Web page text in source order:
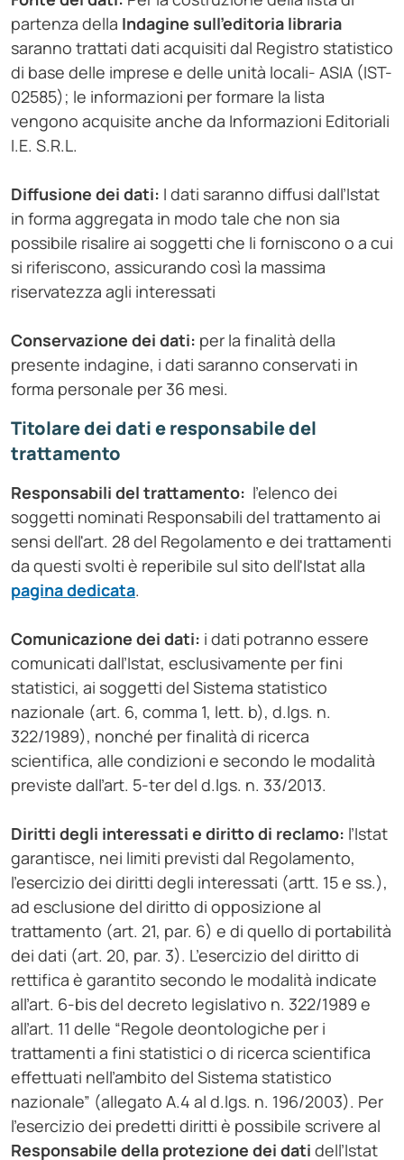
partenza della Indagine sull’editoria libraria
saranno trattati dati acquisiti dal Registro statistico
di base delle imprese e delle unità locali- ASIA (IST-
02585); le informazioni per formare la lista
vengono acquisite anche da Informazioni Editoriali
I.E. S.R.L.
Diffusione dei dati: I dati saranno diffusi dall’Istat
in forma aggregata in modo tale che non sia
possibile risalire ai soggetti che li forniscono o a cui
si riferiscono, assicurando così la massima
riservatezza agli interessati
Conservazione dei dati: per la finalità della
presente indagine, i dati saranno conservati in
forma personale per 36 mesi.
Titolare dei dati e responsabile del
trattamento
Responsabili del trattamento: l'elenco dei
soggetti nominati Responsabili del trattamento ai
sensi dell'art. 28 del Regolamento e dei trattamenti
da questi svolti è reperibile sul sito dell'Istat alla
pagina dedicata.
Comunicazione dei dati: i dati potranno essere
comunicati dall’Istat, esclusivamente per fini
statistici, ai soggetti del Sistema statistico
nazionale (art. 6, comma 1, lett. b), d.lgs. n.
322/1989), nonché per finalità di ricerca
scientifica, alle condizioni e secondo le modalità
previste dall’art. 5-ter del d.lgs. n. 33/2013.
Diritti degli interessati e diritto di reclamo: l’Istat
garantisce, nei limiti previsti dal Regolamento,
l’esercizio dei diritti degli interessati (artt. 15 e ss.),
ad esclusione del diritto di opposizione al
trattamento (art. 21, par. 6) e di quello di portabilità
dei dati (art. 20, par. 3). L’esercizio del diritto di
rettifica è garantito secondo le modalità indicate
all’art. 6-bis del decreto legislativo n. 322/1989 e
all’art. 11 delle “Regole deontologiche per i
trattamenti a fini statistici o di ricerca scientifica
effettuati nell’ambito del Sistema statistico
nazionale” (allegato A.4 al d.lgs. n. 196/2003). Per
l’esercizio dei predetti diritti è possibile scrivere al
Responsabile della protezione dei dati dell’Istat